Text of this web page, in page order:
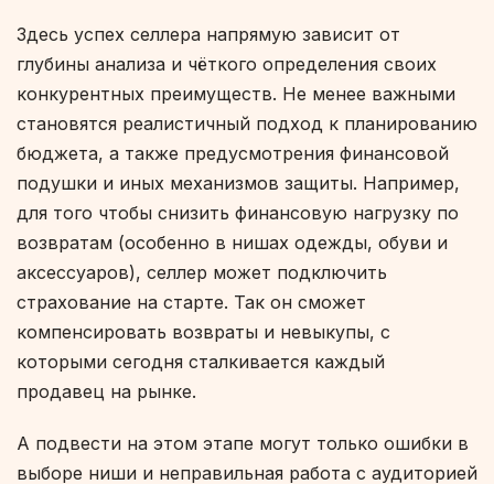
Здесь успех селлера напрямую зависит от
глубины анализа и чёткого определения своих
конкурентных преимуществ. Не менее важными
становятся реалистичный подход к планированию
бюджета, а также предусмотрения финансовой
подушки и иных механизмов защиты. Например,
для того чтобы снизить финансовую нагрузку по
возвратам (особенно в нишах одежды, обуви и
аксессуаров), селлер может подключить
страхование на старте. Так он сможет
компенсировать возвраты и невыкупы, с
которыми сегодня сталкивается каждый
продавец на рынке.
А подвести на этом этапе могут только ошибки в
выборе ниши и неправильная работа с аудиторией